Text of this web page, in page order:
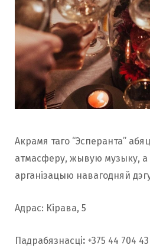
Акрамя таго “Эсперанта”
атмасферу, жывую музыку, а
арганізацыю навагодняй
Адрас: Кірава, 5
Падрабязнасці: +375 44 704